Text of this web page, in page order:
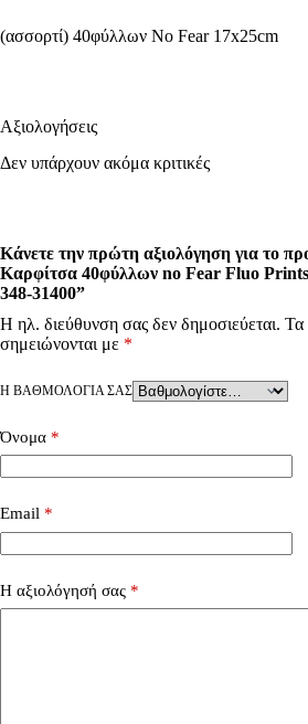
(ασσορτί) 40φύλλων No Fear 17x25cm
Αξιολογήσεις
Δεν υπάρχουν ακόμα κριτικές
Κάνετε την πρώτη αξιολόγηση για το
Καρφίτσα 40φύλλων no Fear Fluo
348-31400”
Η ηλ. διεύθυνση σας δεν δημοσιεύεται. Τα
σημειώνονται με *
Η ΒΑΘΜΟΛΟΓΊΑ ΣΑΣ
Όνομα *
Email *
Η αξιολόγησή σας *